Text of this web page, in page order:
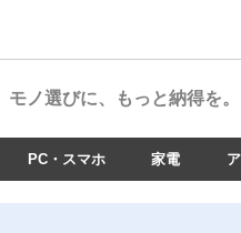
モノ選びに、もっと納得を。
PC・スマホ 家電